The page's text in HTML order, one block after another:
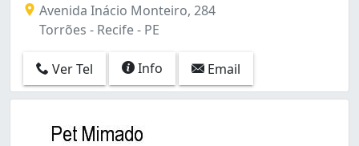
Avenida Inácio Monteiro, 284
Torrões - Recife - PE
Ver Tel Info Email